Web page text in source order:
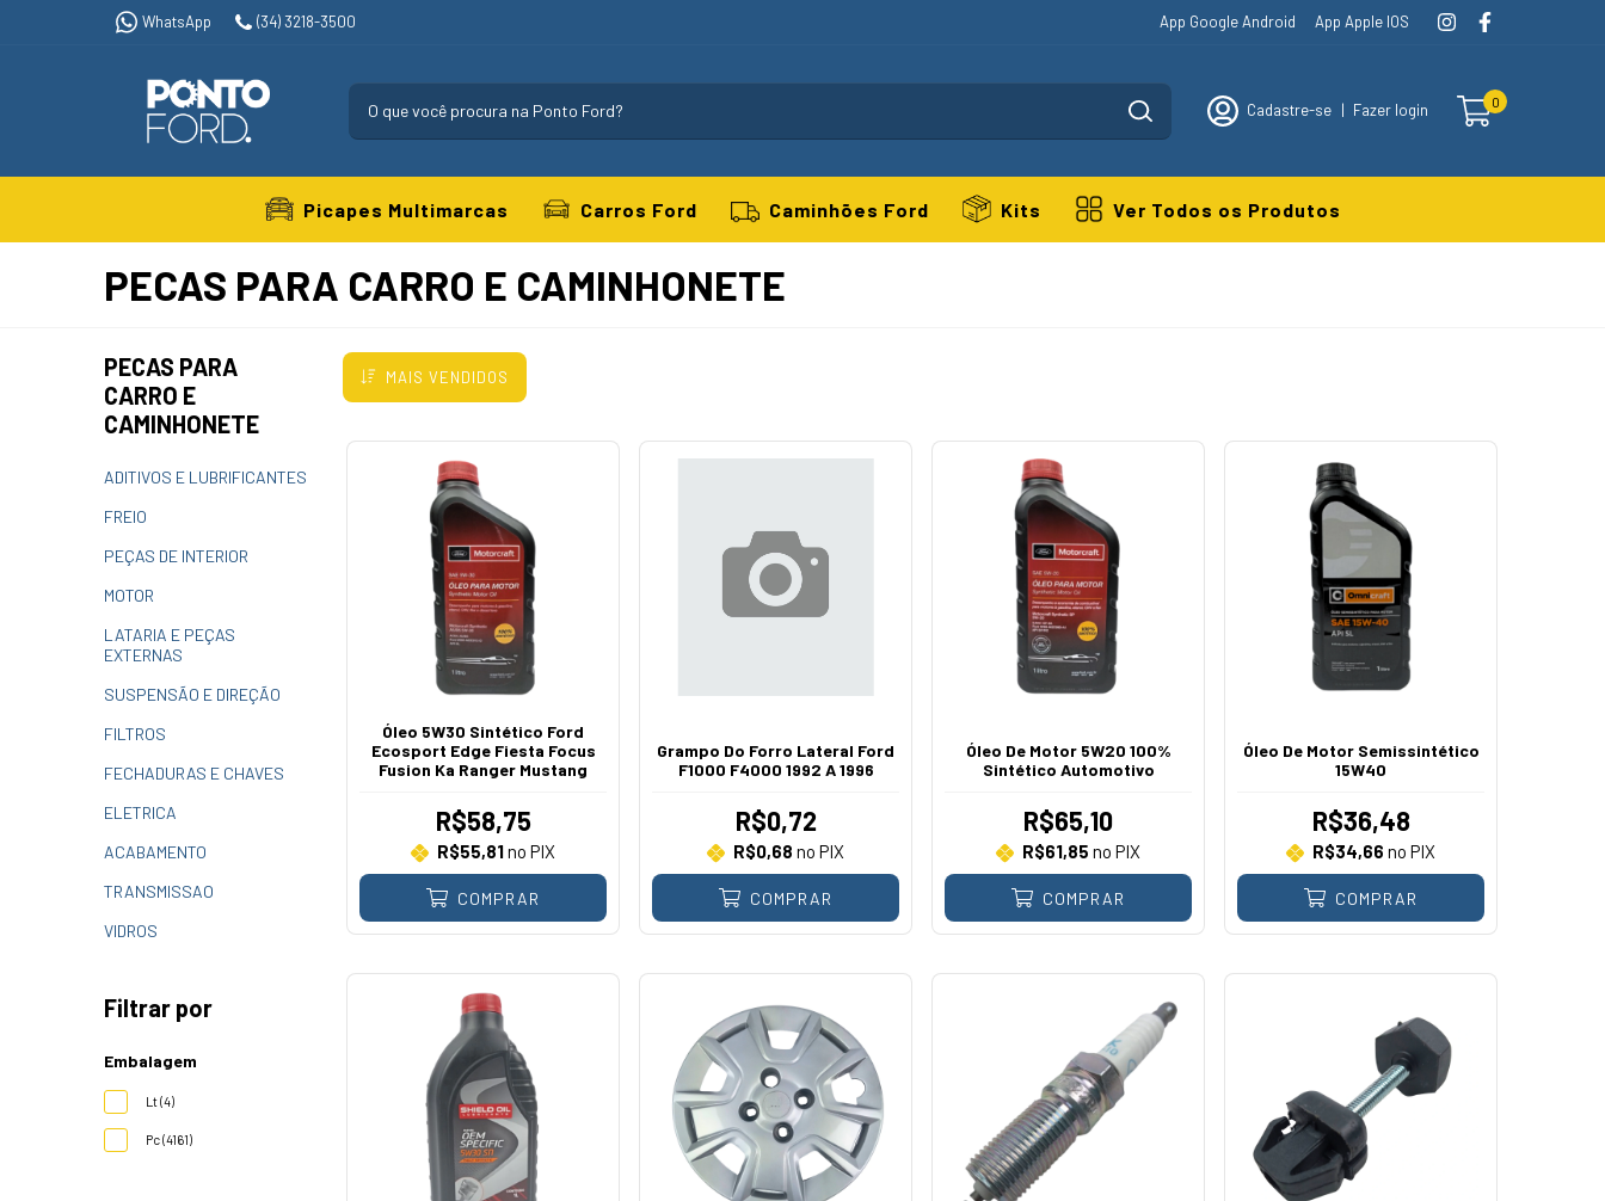
WhatsApp (34) 3218-3500 App Google Android App Apple IOS
Cadastre-se | Fazer login 0
Picapes Multimarcas Carros Ford Caminhões Ford Kits Ver Todos os Produtos
PECAS PARA CARRO E CAMINHONETE
PECAS PARA
CARRO E
CAMINHONETE
ADITIVOS E LUBRIFICANTES
FREIO
PEÇAS DE INTERIOR
MOTOR
LATARIA E PEÇAS
EXTERNAS
SUSPENSÃO E DIREÇÃO
FILTROS
FECHADURAS E CHAVES
ELETRICA
ACABAMENTO
TRANSMISSAO
VIDROS
Filtrar por
Embalagem
Lt (4)
Pc (4161)
MAIS VENDIDOS
Óleo 5W30 Sintético Ford
Ecosport Edge Fiesta Focus
Fusion Ka Ranger Mustang
R$58,75
R$55,81no PIX
COMPRAR
Grampo Do Forro Lateral Ford
F1000 F4000 1992 A 1996
R$0,72
R$0,68 no PIX
COMPRAR
Óleo De Motor 5W20 100%
Sintético Automotivo
R$65,10
R$61,85 no PIX
COMPRAR
Óleo De Motor Semissintético
15W40
R$36,48
R$34,66 no PIX
COMPRAR